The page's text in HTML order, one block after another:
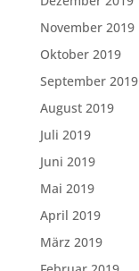
November 2019
Oktober 2019
September 2019
August 2019
Juli 2019
Juni 2019
Mai 2019
April 2019
März 2019